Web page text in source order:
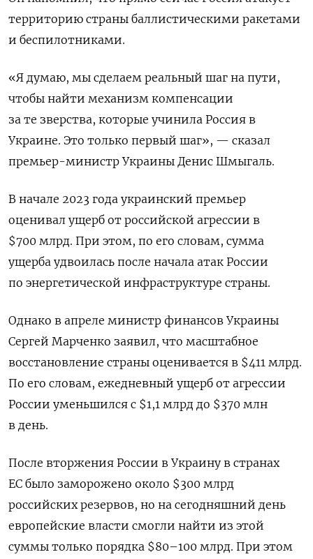
территорию страны баллистическими ракетами
и беспилотниками.
«Я думаю, мы сделаем реальный шаг на пути,
чтобы найти механизм компенсации
за те зверства, которые учинила Россия в
Украине. Это только первый шаг», — сказал
премьер-министр Украины Денис Шмыгаль.
В начале 2023 года украинский премьер
оценивал ущерб от российской агрессии в
$700 млрд. При этом, по его словам, сумма
ущерба удвоилась после начала атак России
по энергетической инфраструктуре страны.
Однако в апреле министр финансов Украины
Сергей Марченко заявил, что масштабное
восстановление страны оценивается в $411 млрд.
По его словам, ежедневный ущерб от агрессии
России уменьшился с $1,1 млрд до $370 млн
в день.
После вторжения России в Украину в странах
ЕС было заморожено около $300 млрд
российских резервов, но на сегодняшний день
европейские власти смогли найти из этой
суммы только порядка $80–100 млрд. При этом